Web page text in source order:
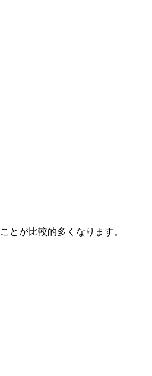
ことが比較的多くなります。